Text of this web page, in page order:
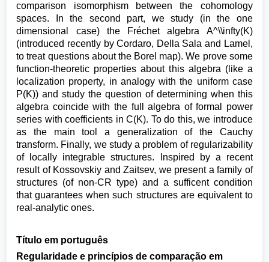
comparison isomorphism between the cohomology
spaces. In the second part, we study (in the one
dimensional case) the Fréchet algebra A^\\infty(K)
(introduced recently by Cordaro, Della Sala and Lamel,
to treat questions about the Borel map). We prove some
function-theoretic properties about this algebra (like a
localization property, in analogy with the uniform case
P(K)) and study the question of determining when this
algebra coincide with the full algebra of formal power
series with coefficients in C(K). To do this, we introduce
as the main tool a generalization of the Cauchy
transform. Finally, we study a problem of regularizability
of locally integrable structures. Inspired by a recent
result of Kossovskiy and Zaitsev, we present a family of
structures (of non-CR type) and a sufficent condition
that guarantees when such structures are equivalent to
real-analytic ones.
Título em português
Regularidade e princípios de comparação em